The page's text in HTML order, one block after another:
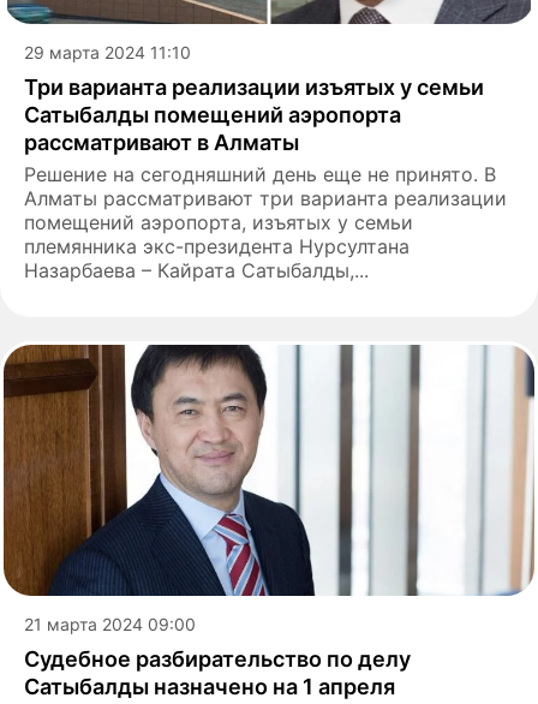
29 марта 2024 11:10
Три варианта реализации изъятых у семьи
Сатыбалды помещений аэропорта
рассматривают в Алматы
Решение на сегодняшний день еще не принято. В
Алматы рассматривают три варианта реализации
помещений аэропорта, изъятых у семьи
племянника экс-президента Нурсултана
Назарбаева – Кайрата Сатыбалды,...
21 марта 2024 09:00
Судебное разбирательство по делу
Сатыбалды назначено на 1 апреля